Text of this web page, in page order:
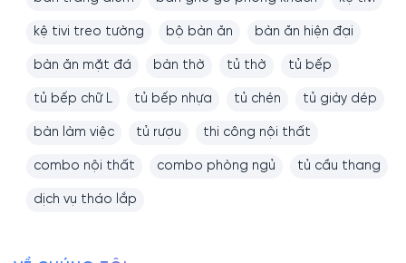
kệ tivi treo tường bộ bàn ăn bàn ăn hiện đại
bàn ăn mặt đá bàn thờ tủ thờ tủ bếp
tủ bếp chữ L tủ bếp nhựa tủ chén tủ giày dép
bàn làm việc tủ rượu thi công nội thất
combo nội thất combo phòng ngủ tủ cầu thang
dịch vụ tháo lắp